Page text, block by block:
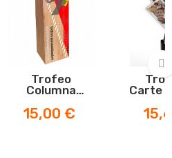
Trofeo
Columna
Prezzo
15,00 €
Carte›